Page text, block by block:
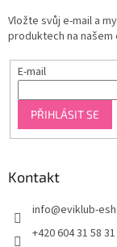
Vložte svůj e-mail a
produktech na našem
E-mail
PŘIHLÁSIT SE
Kontakt
info@eviklub-
+420 604 31 58 31